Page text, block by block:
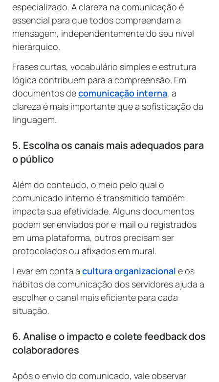
especializado. A clareza na comunicação é
essencial para que todos compreendam a
mensagem, independentemente do seu nível
hierárquico.
Frases curtas, vocabulário simples e estrutura
lógica contribuem para a compreensão. Em
documentos decomunicação interna, a
clareza é mais importante que a sofisticação da
linguagem.
5. Escolha os canais mais adequados para
o público
Além do conteúdo, o meio pelo qual o
comunicado interno é transmitido também
impacta sua efetividade. Alguns documentos
podem ser enviados por e-mail ou registrados
em uma plataforma, outros precisam ser
protocolados ou afixados em mural.
Levar em conta a cultura organizacional e os
hábitos de comunicação dos servidores ajuda a
escolher o canal mais eficiente para cada
situação.
6. Analise o impacto e colete feedback dos
colaboradores
Após o envio do comunicado, vale observar